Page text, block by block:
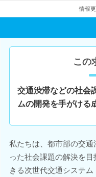
情報
この
交通渋滞などの社会
ムの開発を手がける
私たちは、都市部の交
った社会課題の解決を
きる次世代交通システ